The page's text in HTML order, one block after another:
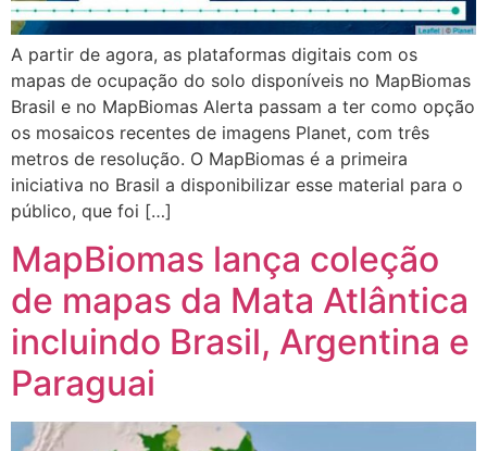
A partir de agora, as plataformas digitais com os
mapas de ocupação do solo disponíveis no MapBiomas
Brasil e no MapBiomas Alerta passam a ter como opção
os mosaicos recentes de imagens Planet, com três
metros de resolução. O MapBiomas é a primeira
iniciativa no Brasil a disponibilizar esse material para o
público, que foi […]
MapBiomas lança coleção
de mapas da Mata Atlântica
incluindo Brasil, Argentina e
Paraguai